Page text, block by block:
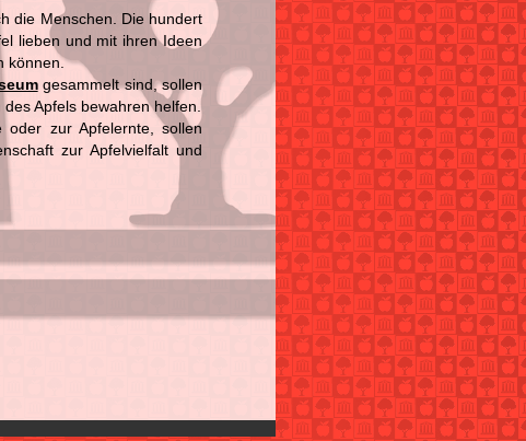
die Menschen. Die hundert
lieben und mit ihren Ideen
können.
gesammelt sind, sollen
Apfels bewahren helfen.
oder zur Apfelernte, sollen
zur Apfelvielfalt und